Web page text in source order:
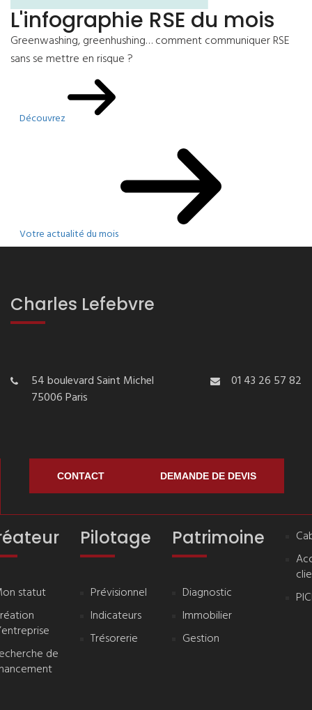
L'infographie RSE du mois
Greenwashing, greenhushing… comment communiquer RSE
sans se mettre en risque ?
Découvrez
Votre actualité du mois
Charles Lefebvre
54 boulevard Saint Michel
75006 Paris
01 43 26 57 82
CONTACT DEMANDE DE DEVIS
statut
de
Pilotage
Prévisionnel
Indicateurs
Trésorerie
Patrimoine
Diagnostic
Immobilier
Gestion